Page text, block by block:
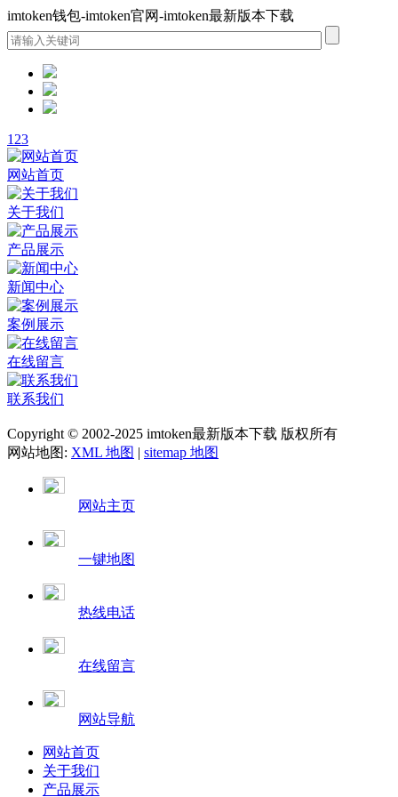
imtoken钱包-imtoken官网-imtoken最新版本下载
1 23
网站首页
关于我们
产品展示
新闻中心
案例展示
在线留言
联系我们
Copyright © 2002-2025 imtoken最新版本下载 版权所有
网站地图: XML 地图 | sitemap 地图
网站主页
一键地图
热线电话
在线留言
网站导航
网站首页
关于我们
产品展示